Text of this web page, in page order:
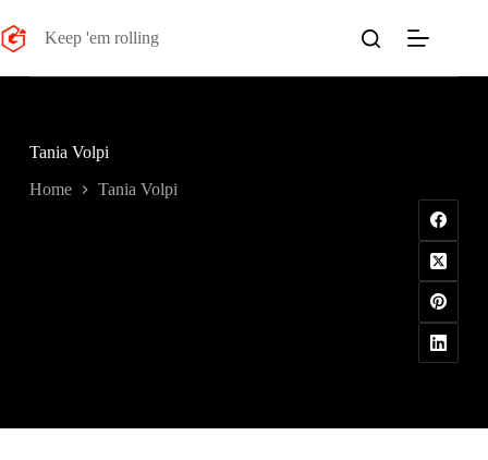
al
contenuto
Keep 'em rolling
Tania Volpi
Home Tania Volpi